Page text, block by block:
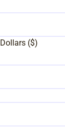
Dollars ($)